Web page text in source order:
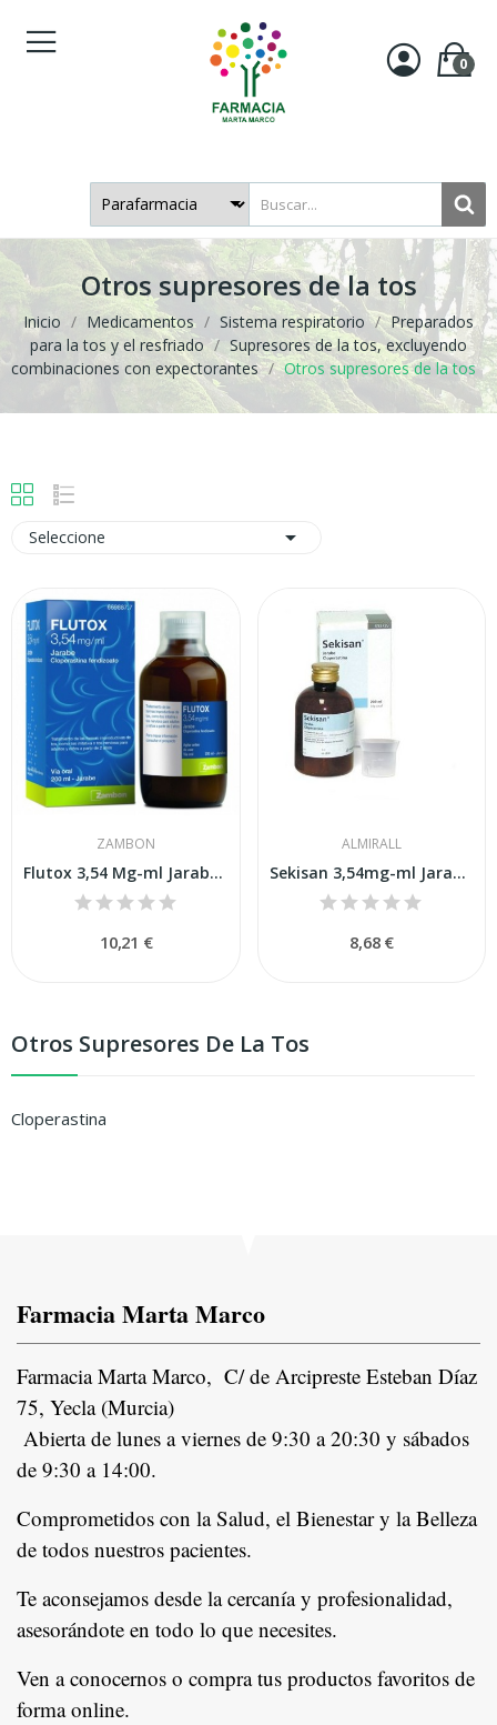
0
Otros supresores de la tos
Inicio Medicamentos Sistema respiratorio
Preparados
para la tos y el resfriado
Supresores de la tos, excluyendo
combinaciones con expectorantes
Otros supresores de la tos
Otros Supresores De La Tos
Cloperastina
Seleccione 
ZAMBON
Flutox 3,54 Mg-ml Jarabe 200 Ml
10,21 €
ALMIRALL
Sekisan 3,54mg-ml Jarabe 200 Ml
8,68 €
Farmacia Marta Marco
Farmacia Marta Marco, C/ de Arcipreste Esteban Díaz
75, Yecla (Murcia)
Abierta de lunes a viernes de 9:30 a 20:30 y sábados
de 9:30 a 14:00.
Comprometidos con la Salud, el Bienestar y la Belleza
de todos nuestros pacientes.
Te aconsejamos desde la cercanía y profesionalidad,
asesorándote en todo lo que necesites.
Ven a conocernos o compra tus productos favoritos de
forma online.